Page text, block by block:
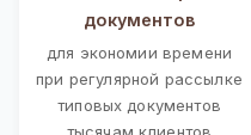
документов
для экономии времени
при регулярной рассылке
типовых документов